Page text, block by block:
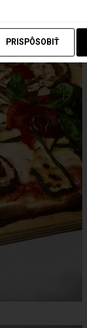
PRISPÔSOBIŤ